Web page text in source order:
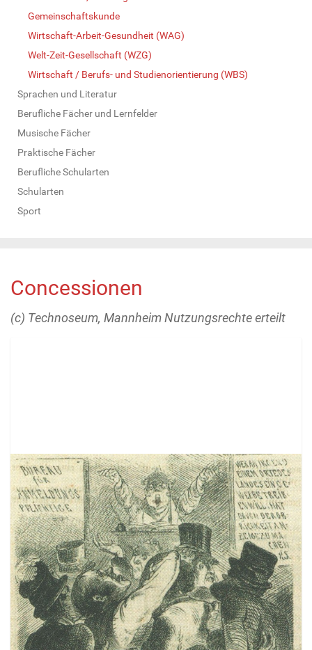
Gemeinschaftskunde
Wirtschaft-Arbeit-Gesundheit (WAG)
Welt-Zeit-Gesellschaft (WZG)
Wirtschaft / Berufs- und Studienorientierung (WBS)
Sprachen und Literatur
Berufliche Fächer und Lernfelder
Musische Fächer
Praktische Fächer
Berufliche Schularten
Schularten
Sport
Concessionen
(c) Technoseum, Mannheim Nutzungsrechte erteilt